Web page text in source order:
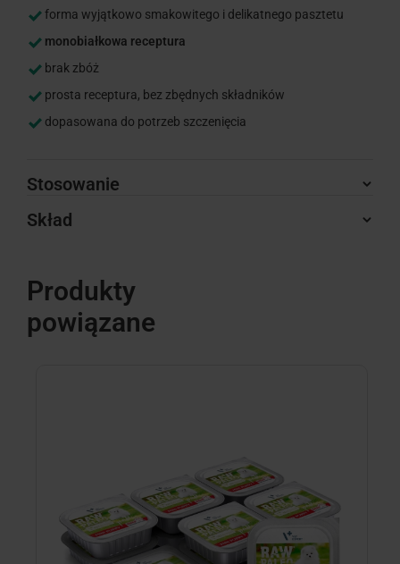
forma wyjątkowo smakowitego i delikatnego pasztetu
monobiałkowa receptura
brak zbóż
prosta receptura, bez zbędnych składników
dopasowana do potrzeb szczenięcia
Stosowanie
Skład
Produkty
powiązane